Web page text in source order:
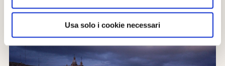
Usa solo i cookie necessari